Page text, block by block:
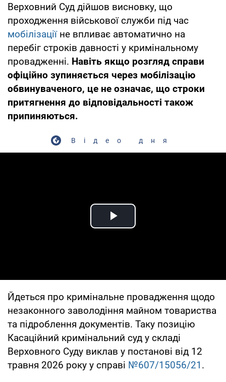
Верховний Суд дійшов висновку, що
проходження військової служби під час
мобілізації не впливає автоматично на
перебіг строків давності у кримінальному
провадженні. Навіть якщо розгляд справи
офіційно зупиняється через мобілізацію
обвинуваченого, це не означає, що строки
притягнення до відповідальності також
припиняються.
Відео дня
Play Video
Йдеться про кримінальне провадження щодо
незаконного заволодіння майном товариства
та підроблення документів. Таку позицію
Касаційний кримінальний суд у складі
Верховного Суду виклав у постанові від 12
травня 2026 року у справі №607/15056/21 .